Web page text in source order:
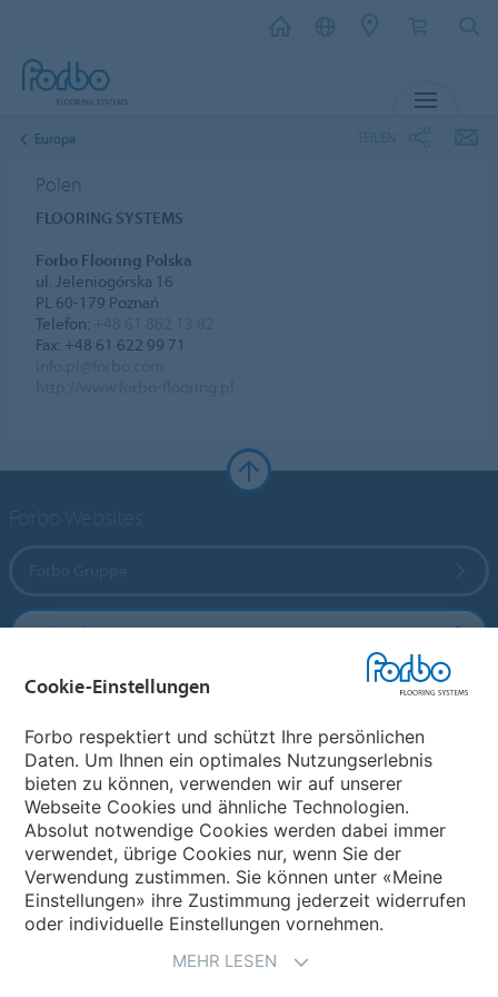
Europa
Polen
FLOORING SYSTEMS
Forbo Flooring Polska
ul. Jeleniogórska 16
PL 60-179 Poznań
Telefon:
Fax: +48 61 622 99 71
Forbo Flooring Systems
Forbo Movement Systems
Land auswählen
Land auswählen
Cookie-Einstellungen
Forbo respektiert und schützt Ihre persönlichen
Daten. Um Ihnen ein optimales Nutzungserlebnis
bieten zu können, verwenden wir auf unserer
Webseite Cookies und ähnliche Technologien.
Absolut notwendige Cookies werden dabei immer
verwendet, übrige Cookies nur, wenn Sie der
Verwendung zustimmen. Sie können unter «Meine
Einstellungen» ihre Zustimmung jederzeit widerrufen
oder individuelle Einstellungen vornehmen.
MEHR LESEN